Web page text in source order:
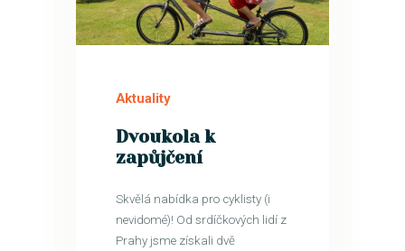
29
Aktuality
Dvoukola k
zapůjčení
Skvělá nabídka pro cyklisty (i
nevidomé)! Od srdíčkových lidí z
Prahy jsme získali dvě